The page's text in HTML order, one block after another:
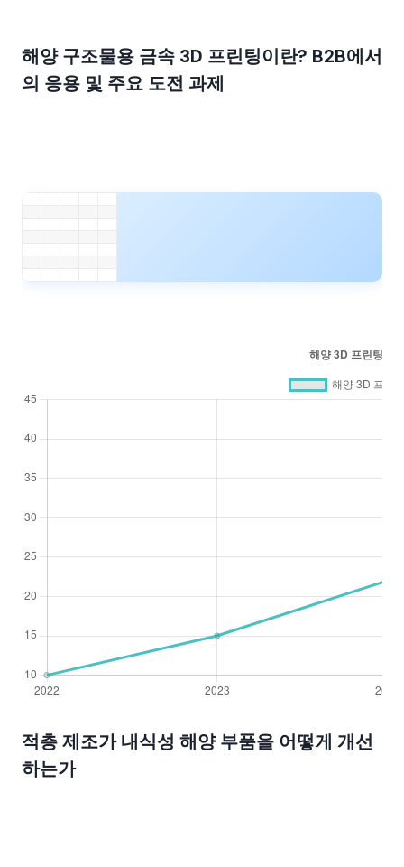
해양 구조물용 금속 3D 프린팅이란? B2B에서
의 응용 및 주요 도전 과제
적층 제조가 내식성 해양 부품을 어떻게 개선
하는가